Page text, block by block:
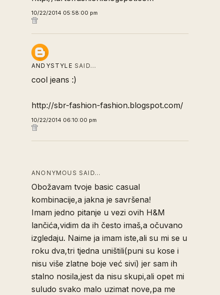
10/22/2014 05:58:00 pm
ANDYSTYLE SAID…
cool jeans :)
http://sbr-fashion-fashion.blogspot.com/
10/22/2014 06:10:00 pm
ANONYMOUS SAID…
Obožavam tvoje basic casual
kombinacije,a jakna je savršena!
Imam jedno pitanje u vezi ovih H&M
lančića,vidim da ih često imaš,a očuvano
izgledaju. Naime ja imam iste,ali su mi se u
roku dva,tri tjedna uništili(puni su kose i
nisu više zlatne boje već sivi) jer sam ih
stalno nosila,jest da nisu skupi,ali opet mi
suludo svako malo uzimat nove,pa me